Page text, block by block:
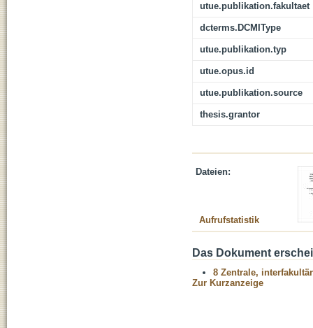
utue.publikation.fakultaet
dcterms.DCMIType
utue.publikation.typ
utue.opus.id
utue.publikation.source
thesis.grantor
Dateien:
Aufrufstatistik
Das Dokument
8 Zentrale,
Zur Kurzanzeige